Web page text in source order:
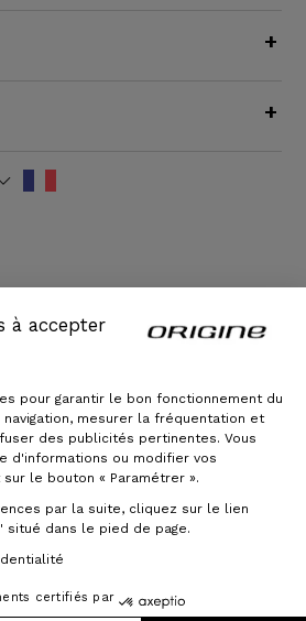
à accepter
pour garantir le bon fonctionnement du
mesurer la fréquentation et
des publicités pertinentes. Vous
d'informations ou modifier vos
le bouton « Paramétrer ».
par la suite, cliquez sur le lien
dans le pied de page.
certifiés par
+
+
Origine Cycles